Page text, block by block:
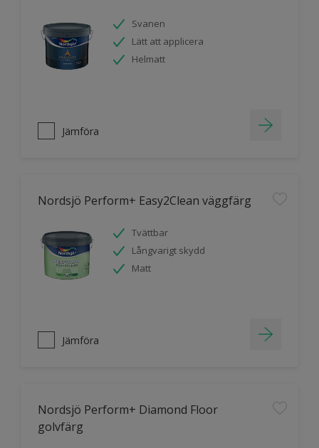
Svanen
Lätt att applicera
Helmatt
Jämföra
Nordsjö Perform+ Easy2Clean väggfärg
Tvättbar
Långvarigt skydd
Matt
Jämföra
Nordsjö Perform+ Diamond Floor
golvfärg